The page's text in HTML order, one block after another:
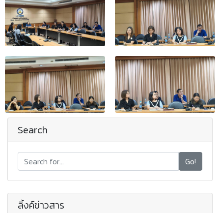
Search
Go!
ลิ้งค์ข่าวสาร